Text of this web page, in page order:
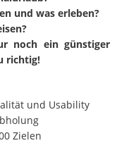
und was erleben?
noch ein günstiger
richtig!
und Usability
Zielen